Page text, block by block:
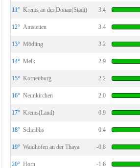
11° Krems an der Donau(Stadt) 3.4
12° Amstetten 3.4
13° Mödling 3.2
14° Melk 2.9
15° Korneuburg 2.2
16° Neunkirchen 2.0
17° Krems(Land) 0.9
18° Scheibbs 0.4
19° Waidhofen an der Thaya -0.8
20° Horn -1.6